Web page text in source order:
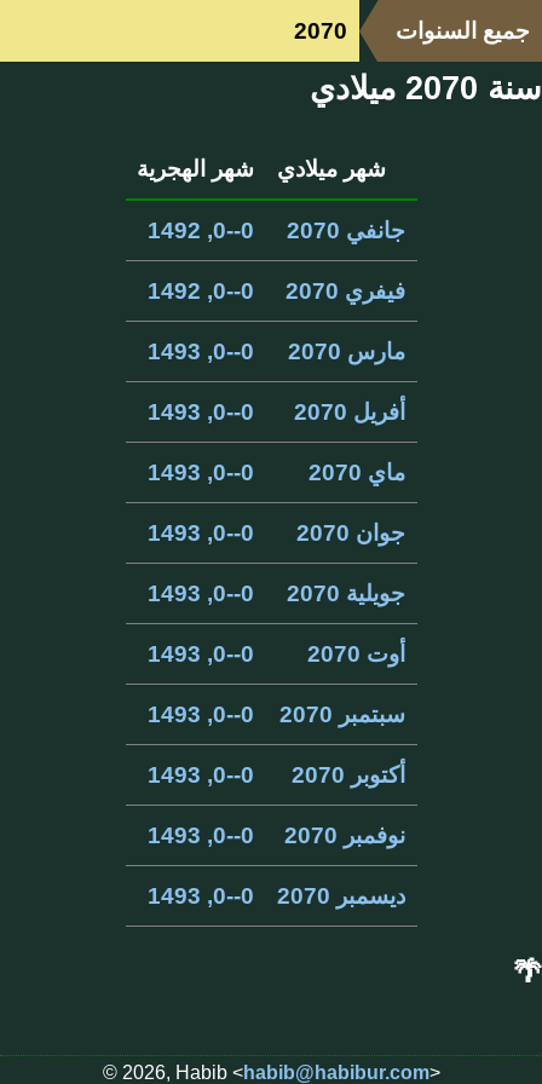
جميع السنوات 2070
سنة 2070 ميلادي
شهر ميلادي شهر الهجرية
جانفي 2070 0--0, 1492
فيفري 2070 0--0, 1492
مارس 2070 0--0, 1493
أفريل 2070 0--0, 1493
ماي 2070 0--0, 1493
جوان 2070 0--0, 1493
جويلية 2070 0--0, 1493
أوت 2070 0--0, 1493
سبتمبر 2070 0--0, 1493
أكتوبر 2070 0--0, 1493
نوفمبر 2070 0--0, 1493
ديسمبر 2070 0--0, 1493
🌴
© 2026, Habib <habib@habibur.com>